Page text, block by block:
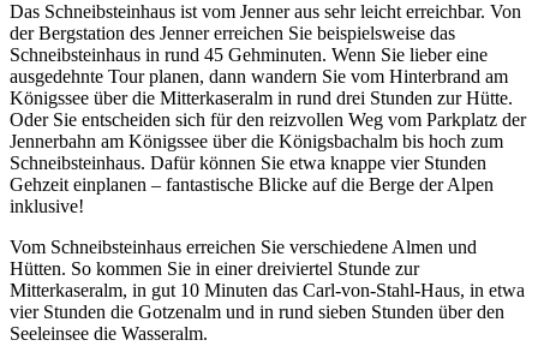
Das Schneibsteinhaus ist vom Jenner aus sehr leicht erreichbar. Von
der Bergstation des Jenner erreichen Sie beispielsweise das
Schneibsteinhaus in rund 45 Gehminuten. Wenn Sie lieber eine
ausgedehnte Tour planen, dann wandern Sie vom Hinterbrand am
Königssee über die Mitterkaseralm in rund drei Stunden zur Hütte.
Oder Sie entscheiden sich für den reizvollen Weg vom Parkplatz der
Jennerbahn am Königssee über die Königsbachalm bis hoch zum
Schneibsteinhaus. Dafür können Sie etwa knappe vier Stunden
Gehzeit einplanen – fantastische Blicke auf die Berge der Alpen
inklusive!
Vom Schneibsteinhaus erreichen Sie verschiedene Almen und
Hütten. So kommen Sie in einer dreiviertel Stunde zur
Mitterkaseralm, in gut 10 Minuten das Carl-von-Stahl-Haus, in etwa
vier Stunden die Gotzenalm und in rund sieben Stunden über den
Seeleinsee die Wasseralm.